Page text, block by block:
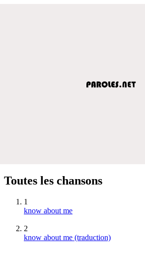
Toutes les chansons
1
know about me
2
know about me (traduction)